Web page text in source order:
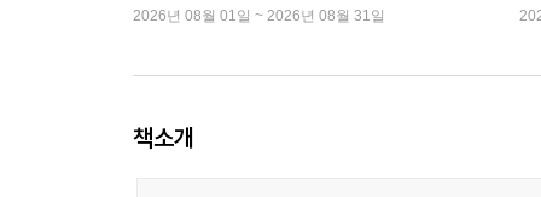
2026년 08월 01일 ~ 2026년 08월 31일
책소개